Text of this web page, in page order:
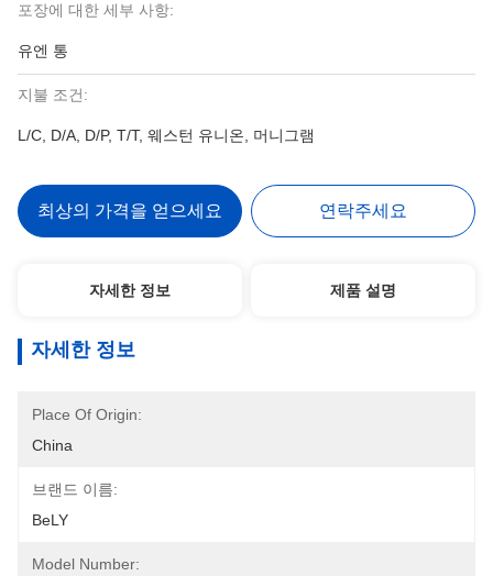
포장에 대한 세부 사항:
유엔 통
지불 조건:
L/C, D/A, D/P, T/T, 웨스턴 유니온, 머니그램
최상의 가격을 얻으세요 연락주세요
자세한 정보 제품 설명
자세한 정보
Place Of Origin:
China
브랜드 이름:
BeLY
Model Number: